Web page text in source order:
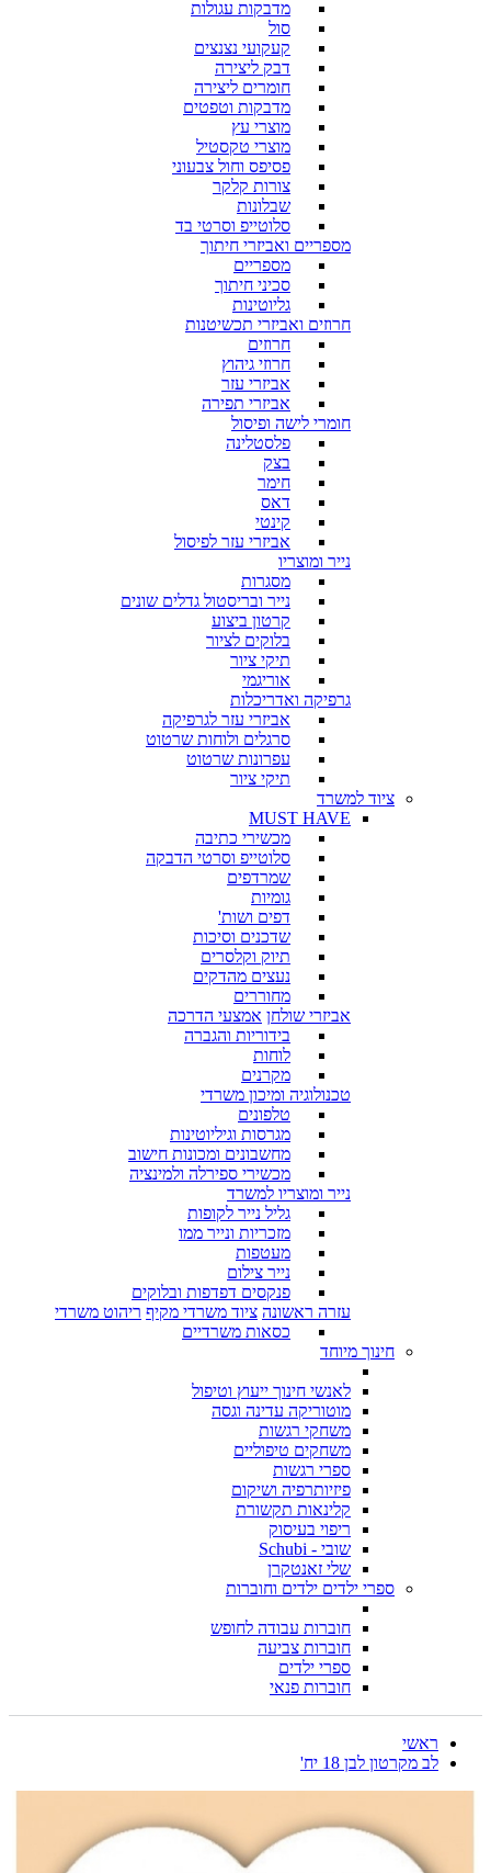
מדבקות עגולות
סול
קעקועי נצנצים
דבק ליצירה
חומרים ליצירה
מדבקות וטפטים
מוצרי עץ
מוצרי טקסטיל
פסיפס וחול צבעוני
צורות קלקר
שבלונות
סלוטייפ וסרטי בד
מספריים ואביזרי חיתוך
מספריים
סכיני חיתוך
גליוטינות
חרוזים ואביזרי תכשיטנות
חרוזים
חרוזי גיהוץ
אביזרי עזר
אביזרי תפירה
חומרי לישה ופיסול
פלסטלינה
בצק
חימר
דאס
קינטי
אביזרי עזר לפיסול
נייר ומוצריו
מסגרות
נייר ובריסטול גדלים שונים
קרטון ביצוע
בלוקים לציור
תיקי ציור
אוריגמי
גרפיקה ואדריכלות
אביזרי עזר לגרפיקה
סרגלים ולוחות שרטוט
עפרונות שרטוט
תיקי ציור
ציוד למשרד
MUST HAVE
מכשירי כתיבה
סלוטייפ וסרטי הדבקה
שמרדפים
גומיות
דפים ושות'
שדכנים וסיכות
תיוק וקלסרים
נעצים מהדקים
מחוררים
אביזרי שולחן אמצעי הדרכה
בידוריות והגברה
לוחות
מקרנים
טכנולוגיה ומיכון משרדי
טלפונים
מגרסות וגיליוטינות
מחשבונים ומכונות חישוב
מכשירי ספירלה ולמינציה
נייר ומוצריו למשרד
גליל נייר לקופות
מזכריות ונייר ממו
מעטפות
נייר צילום
פנקסים דפדפות ובלוקים
עזרה ראשונה ציוד משרדי מקיף ריהוט משרדי
כסאות משרדיים
חינוך מיוחד
לאנשי חינוך ייעוץ וטיפול
מוטוריקה עדינה וגסה
משחקי רגשות
משחקים טיפוליים
ספרי רגשות
פיזיותרפיה ושיקום
קלינאות תקשורת
ריפוי בעיסוק
שובי - Schubi
שלי זאנטקרן
ספרי ילדים ילדים וחוברות
חוברות עבודה לחופש
חוברות צביעה
ספרי ילדים
חוברות פנאי
ראשי
לב מקרטון לבן 18 יח'